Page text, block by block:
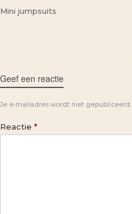
Mini jumpsuits
Geef een reactie
Je e-mailadres wordt niet gepubliceerd.
Reactie *